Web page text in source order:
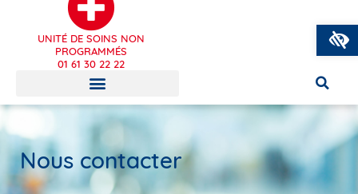
UNITÉ DE SOINS NON
PROGRAMMÉS
01 61 30 22 22
Nous contacter